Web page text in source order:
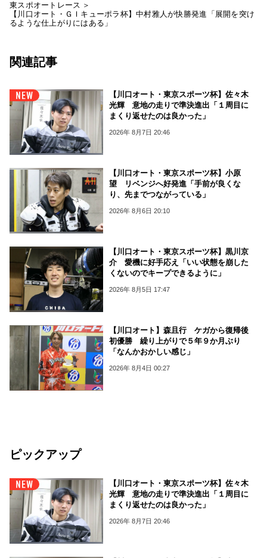
東スポオートレース
【川口オート・ＧＩキューポラ杯】中村雅人が快勝発進「展開を突け
るような仕上がりにはある」
関連記事
【川口オート・東京スポーツ杯】佐々木
光輝 意地の走りで準決進出「１周目に
まくり返せたのは良かった」
2026年 8月7日 20:46
【川口オート・東京スポーツ杯】小原
望 リベンジへ好発進「手前が良くな
り、先までつながっている」
2026年 8月6日 20:10
【川口オート・東京スポーツ杯】黒川京
介 愛機に好手応え「いい状態を崩した
くないのでキープできるように」
2026年 8月5日 17:47
【川口オート】森且行 ケガから復帰後
初優勝 繰り上がりで５年９か月ぶり
「なんかおかしい感じ」
2026年 8月4日 00:27
ピックアップ
【川口オート・東京スポーツ杯】佐々木
光輝 意地の走りで準決進出「１周目に
まくり返せたのは良かった」
2026年 8月7日 20:46